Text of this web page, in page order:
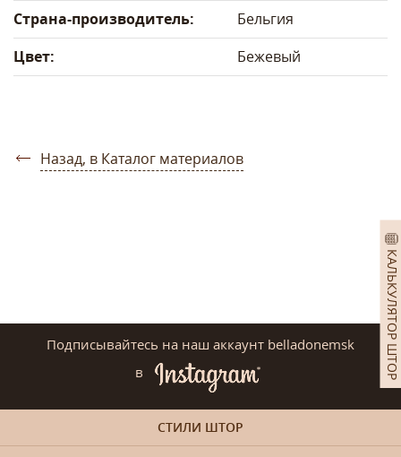
КАЛЬКУЛЯТОР ШТОР
Страна-производитель:
Бельгия
Цвет:
Бежевый
Назад, в Каталог материалов
Подписывайтесь на наш аккаунт belladonemsk
в
СТИЛИ ШТОР